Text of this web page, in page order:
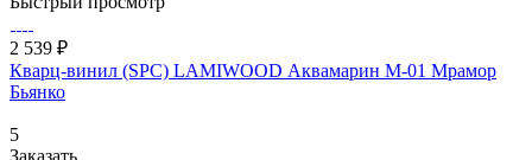
2 539 ₽
Кварц-винил (SPC) LAMIWOOD Аквамарин М-01 Мрамор
Бьянко
5
Заказать